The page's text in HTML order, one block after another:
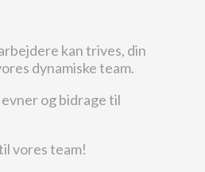
kan trives, din
dynamiske team.
og bidrage til
vores team!